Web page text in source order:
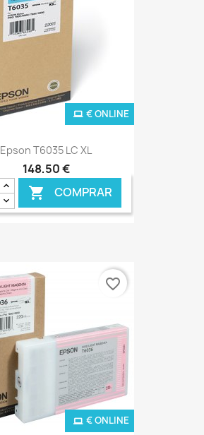
Epson T6035 LC XL
148,50 €
 COMPRAR
€ ONLINE
€ ONLINE
favorite_border